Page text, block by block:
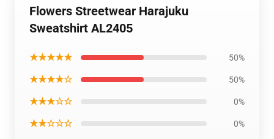
Flowers Streetwear Harajuku
Sweatshirt AL2405
★★★★★ 50%
★★★★☆ 50%
★★★☆☆ 0%
★★☆☆☆ 0%